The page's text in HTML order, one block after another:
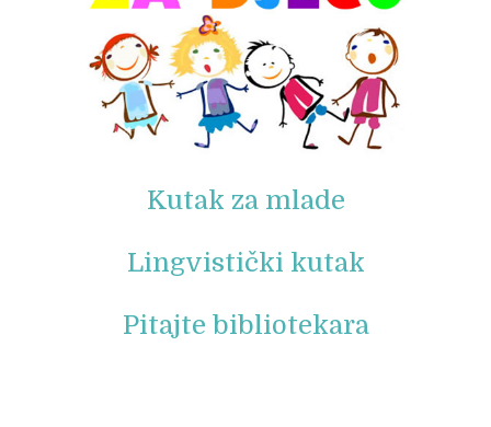
Kutak za mlade
Lingvistički kutak
Pitajte bibliotekara